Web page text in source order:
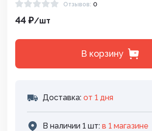
Отзывов: 0
44 ₽/шт
В корзину
Доставка: от 1 дня
В наличии 1 шт: в 1 магазинe